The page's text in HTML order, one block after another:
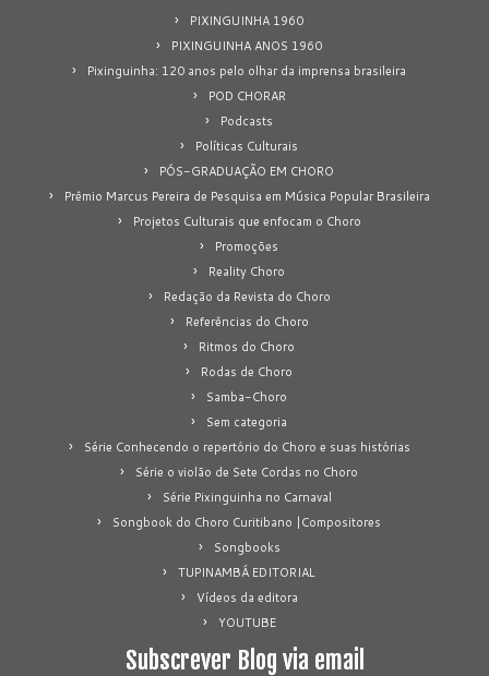
PIXINGUINHA 1960
PIXINGUINHA ANOS 1960
Pixinguinha: 120 anos pelo olhar da imprensa brasileira
POD CHORAR
Podcasts
Políticas Culturais
PÓS-GRADUAÇÃO EM CHORO
Prêmio Marcus Pereira de Pesquisa em Música Popular Brasileira
Projetos Culturais que enfocam o Choro
Promoções
Reality Choro
Redação da Revista do Choro
Referências do Choro
Ritmos do Choro
Rodas de Choro
Samba-Choro
Sem categoria
Série Conhecendo o repertório do Choro e suas histórias
Série o violão de Sete Cordas no Choro
Série Pixinguinha no Carnaval
Songbook do Choro Curitibano |Compositores
Songbooks
TUPINAMBÁ EDITORIAL
Vídeos da editora
YOUTUBE
Subscrever Blog via email